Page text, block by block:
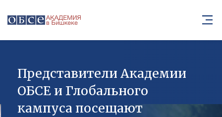
Представители Академии
ОБСЕ и Глобального
кампуса посещают